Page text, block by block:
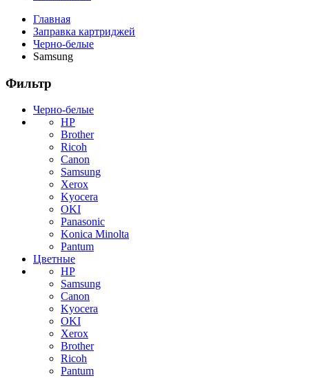
Главная
Заправка картриджей
Черно-белые
Samsung
Фильтр
Черно-белые
HP
Brother
Ricoh
Canon
Samsung
Xerox
Kyocera
OKI
Panasonic
Konica Minolta
Pantum
Цветные
HP
Samsung
Canon
Kyocera
OKI
Xerox
Brother
Ricoh
Pantum